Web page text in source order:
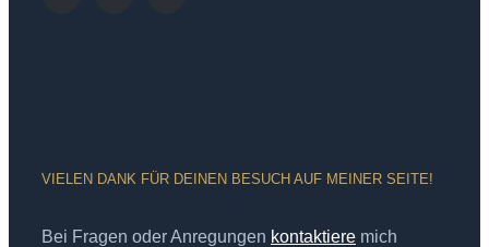
VIELEN DANK FÜR DEINEN BESUCH AUF MEINER SEITE!
Bei Fragen oder Anregungen kontaktiere mich